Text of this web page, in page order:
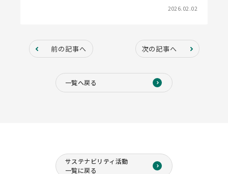
2026.02.02
前の記事へ 次の記事へ
一覧へ戻る
サステナビリティ活動
一覧に戻る